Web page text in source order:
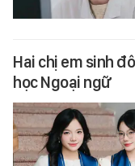
Hai chị em sinh
học Ngoại ngữ